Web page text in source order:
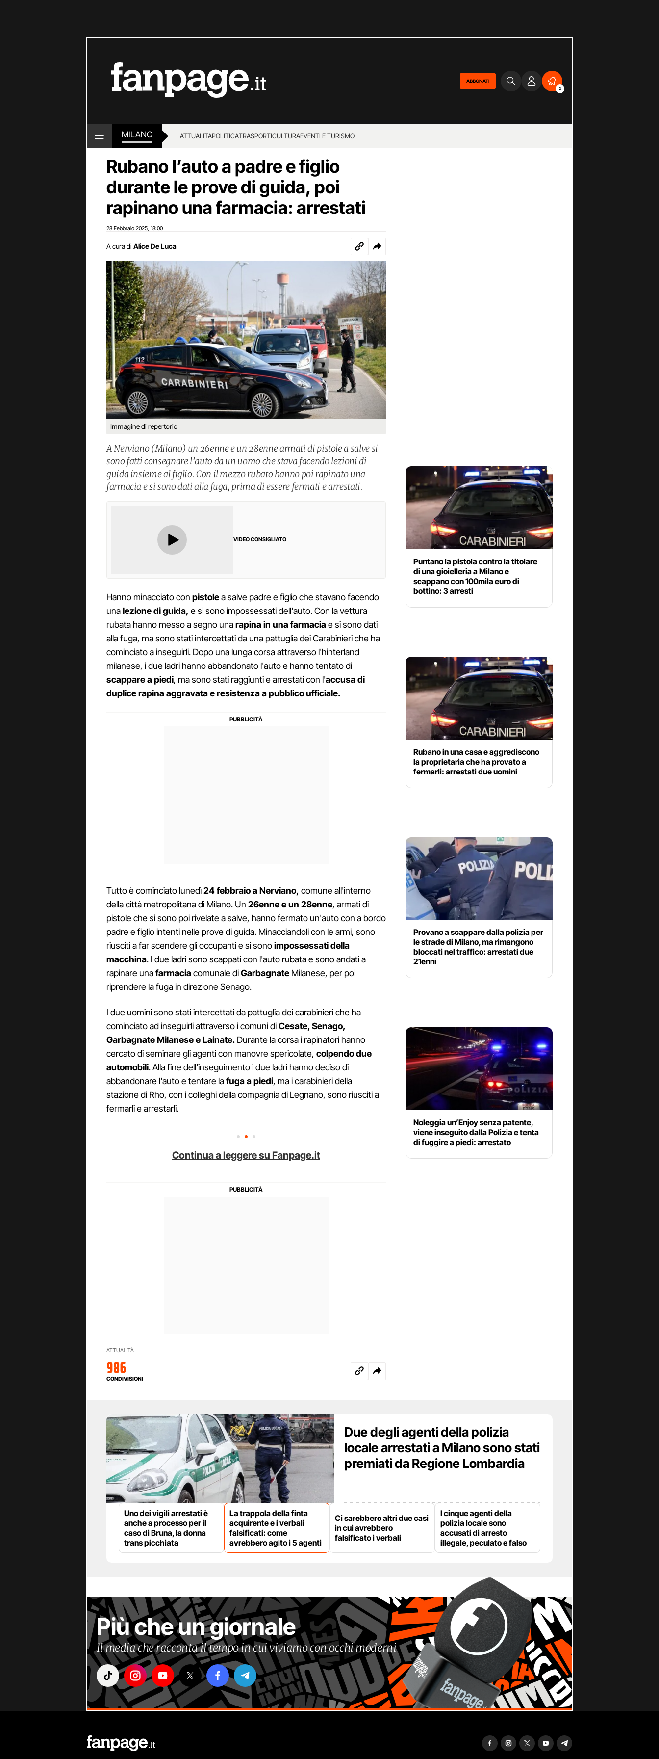
ABBONATI
2
MILANO ATTUALITÀPOLITICATRASPORTICULTURAEVENTI E TURISMO
Rubano l’auto a padre e figlio
durante le prove di guida, poi
rapinano una farmacia: arrestati
28 Febbraio 2025 18:00
A cura di Alice De Luca
Immagine di repertorio
A Nerviano (Milano) un 26enne e un 28enne armati di pistole a salve si
sono fatti consegnare l’auto da un uomo che stava facendo lezioni di
guida insieme al figlio. Con il mezzo rubato hanno poi rapinato una
farmacia e si sono dati alla fuga, prima di essere fermati e arrestati.
VIDEO CONSIGLIATO
Hanno minacciato con pistolea salve padre e figlio che stavano facendo
unalezione di guida, e si sono impossessati dell'auto. Con la vettura
rubata hanno messo a segno unarapina in una farmaciae si sono dati
alla fuga, ma sono stati intercettati da una pattuglia dei Carabinieri che ha
cominciato a inseguirli. Dopo una lunga corsa attraverso l'hinterland
milanese, i due ladri hanno abbandonato l'auto e hanno tentato di
scappare a piedi, ma sono stati raggiunti e arrestati con l'accusa di
duplice rapina aggravata e resistenza a pubblico ufficiale.
Tutto è cominciato lunedì24 febbraio a Nerviano, comune all'interno
della città metropolitana di Milano. Un 26enne e un 28enne, armati di
pistole che si sono poi rivelate a salve, hanno fermato un'auto con a bordo
padre e figlio intenti nelle prove di guida. Minacciandoli con le armi, sono
riusciti a far scendere gli occupanti e si sonoimpossessati della
macchina. I due ladri sono scappati con l'auto rubata e sono andati a
rapinare unafarmaciacomunale diGarbagnate Milanese, per poi
riprendere la fuga in direzione Senago.
I due uomini sono stati intercettati da pattuglia dei carabinieri che ha
cominciato ad inseguirli attraverso i comuni diCesate, Senago,
Garbagnate Milanese e Lainate. Durante la corsa i rapinatori hanno
cercato di seminare gli agenti con manovre spericolate, colpendo due
automobili. Alla fine dell'inseguimento i due ladri hanno deciso di
abbandonare l'auto e tentare lafuga a piedi, ma i carabinieri della
stazione di Rho, con i colleghi della compagnia di Legnano, sono riusciti a
fermarli e arrestarli.
Continua a leggere su Fanpage.it
ATTUALITÀ
986
CONDIVISIONI
Puntano la pistola contro la titolare
di una gioielleria a Milano e
scappano con 100mila euro di
bottino: 3 arresti
Rubano in una casa e aggrediscono
la proprietaria che ha provato a
fermarli: arrestati due uomini
Provano a scappare dalla polizia per
le strade di Milano, ma rimangono
bloccati nel traffico: arrestati due
21enni
Noleggia un’Enjoy senza patente,
viene inseguito dalla Polizia e tenta
di fuggire a piedi: arrestato
Due degli agenti della polizia
locale arrestati a Milano sono stati
premiati da Regione Lombardia
Uno dei vigili arrestati è
anche a processo per il
caso di Bruna, la donna
trans picchiata
La trappola della finta
acquirente e i verbali
falsificati: come
avrebbero agito i 5 agenti
Ci sarebbero altri due casi
in cui avrebbero
falsificato i verbali
I cinque agenti della
polizia locale sono
accusati di arresto
illegale, peculato e falso
Più che un giornale
Il media che racconta il tempo in cui viviamo con occhi moderni